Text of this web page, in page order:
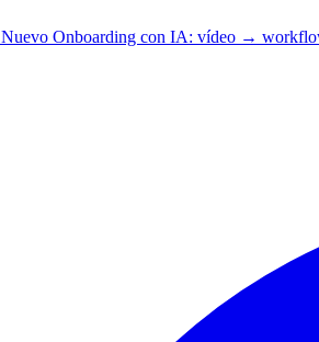
Nuevo Onboarding con IA: vídeo →